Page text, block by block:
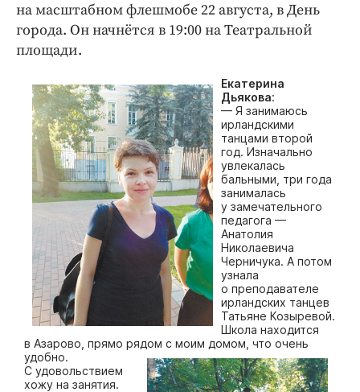
на масштабном флешмобе 22 августа, в День
города. Он начнётся в 19:00 на Теат­ральной
площади.
Екатерина
Дьякова:
— Я занимаюсь
ирландскими
танцами второй
год. Изначально
увлекалась
бальными, три года
занималась
у замечательного
педагога —
Анатолия
Николаевича
Черничука. А потом
узнала
о преподавателе
ирландских танцев
Татьяне Козыревой.
Школа находится
в Азарово, прямо рядом с моим домом, что очень
удобно.
С удовольствием
хожу на занятия.